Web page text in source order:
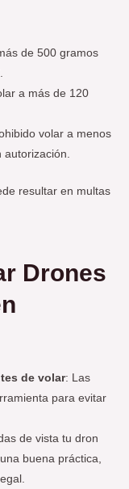
de 500 gramos
a más de 120
volar a menos
autorización.
resultar en multas
Drones
de volar: Las
para evitar
de vista tu dron
buena práctica,